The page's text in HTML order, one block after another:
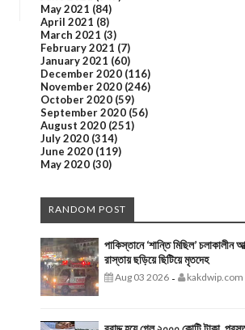
May 2021 (84)
April 2021 (8)
March 2021 (3)
February 2021 (7)
January 2021 (60)
December 2020 (116)
November 2020 (246)
October 2020 (59)
September 2020 (56)
August 2020 (251)
July 2020 (314)
June 2020 (119)
May 2020 (30)
RANDOM POST
পাকিস্তানে ‘শান্তি মিছিল’ চলাকালীন
রাস্তায় ছড়িয়ে ছিটিয়ে মৃতদেহ
Aug 03 2026 - kakdwip.com